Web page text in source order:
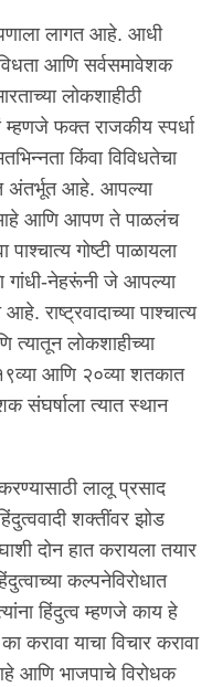
लागत आहे. आधी
आणि सर्वसमावेशक
लोकशाहीठी
फक्त राजकीय स्पर्धा
किंवा विविधतेचा
अंतर्भूत आहे. आपल्या
आहे आणि आपण ते पाळलंच
गोष्टी पाळायला
गांधी-नेहरूंनी जे आपल्या
राष्ट्रवादाच्या पाश्चात्य
लोकशाहीच्या
आणि २०व्या शतकात
संघर्षाला त्यात स्थान
लालू प्रसाद
शक्तींवर झोड
दोन हात करायला तयार
कल्पनेविरोधात
हिंदुत्व म्हणजे काय हे
करावा याचा विचार करावा
आणि भाजपाचे विरोधक